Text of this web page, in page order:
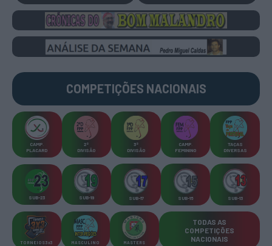
COMPETIÇÕES NACIONAIS
CAMP
PLACARD
2ª
DIVISÃO
3ª
DIVISÃO
CAMP
FEMININO
TAÇAS
DIVERSAS
SUB-23 SUB-19 SUB-17 SUB-15 SUB-13
TORNEIOS 3x3 MASCULINO MASTERS
TODAS AS
COMPETIÇÕES
NACIONAIS